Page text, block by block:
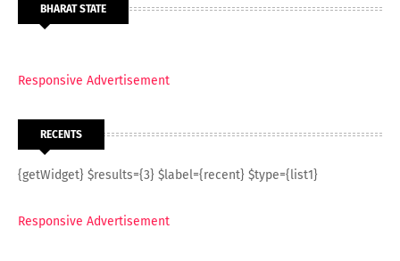
BHARAT STATE
Responsive Advertisement
RECENTS
{getWidget} $results={3} $label={recent} $type={list1}
Responsive Advertisement